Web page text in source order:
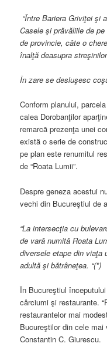
“Între Bariera Griviţei şi
Casele şi prăvăliile de
de provincie, câte o
înalţă deasupra
În zare se desluşesc
Conform planului,
calea Dorobanţilor
remarcă prezenţa unei
există o serie de
pe plan este renumitul
de “Roata Lumii”.
Despre geneza acestui
vechi din Bucureştiul de
“La intersecţia cu
de vară numită Roata
diversele etape din viaţa
adultă şi bătrâneţea. “(*)
În Bucureştiul
cârciumi şi restaurante.
restaurantelor mai
Bucureştilor din cele
Constantin C. Giurescu.